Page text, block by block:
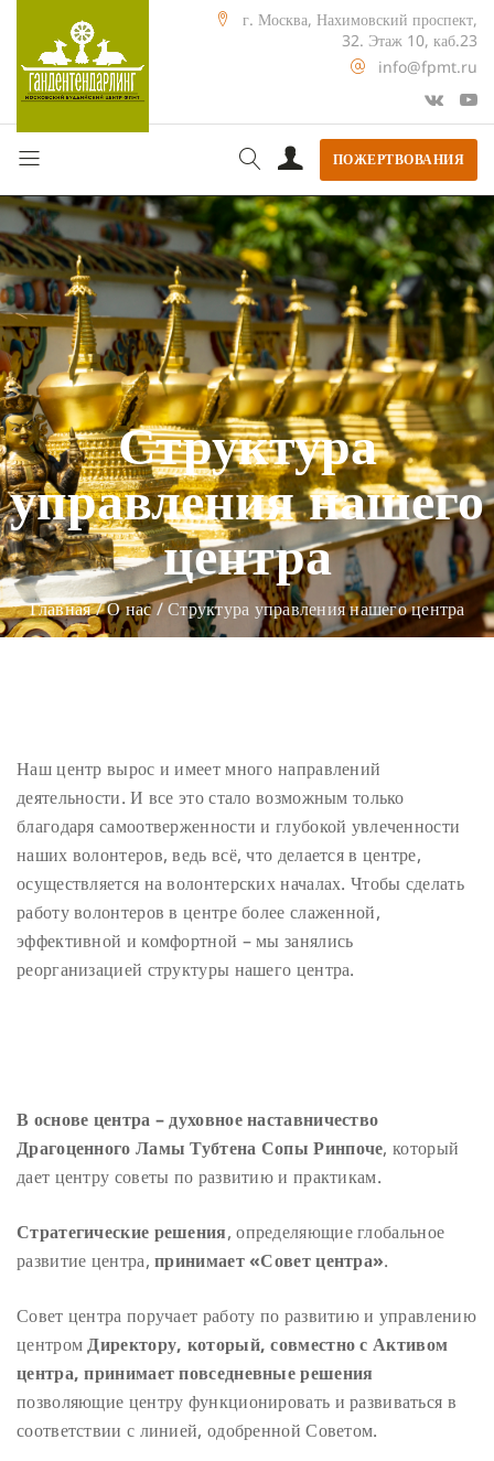
г. Москва, Нахимовский проспект,
32. Этаж 10, каб.23
info@fpmt.ru
ПОЖЕРТВОВАНИЯ
Структура
управления нашего
центра
Главная/О нас/Структура управления нашего центра
Наш центр вырос и имеет много направлений
деятельности. И все это стало возможным только
благодаря самоотверженности и глубокой увлеченности
наших волонтеров, ведь всё, что делается в центре,
осуществляется на волонтерских началах. Чтобы сделать
работу волонтеров в центре более слаженной,
эффективной и комфортной – мы занялись
реорганизацией структуры нашего центра.
В основе центра – духовное наставничество
Драгоценного Ламы Тубтена Сопы Ринпоче, который
дает центру советы по развитию и практикам.
Стратегические решения, определяющие глобальное
развитие центра,принимает «Совет центра».
Совет центра поручает работу по развитию и управлению
центромДиректору, который, совместно с Активом
центра, принимает повседневные решения
позволяющие центру функционировать и развиваться в
соответствии с линией, одобренной Советом.